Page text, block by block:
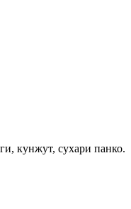
кунжут, сухари панко.